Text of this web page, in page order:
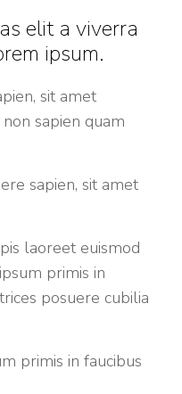
elit a viverra
ipsum.
sit amet
sapien quam
sapien, sit amet
laoreet euismod
primis in
posuere cubilia
primis in faucibus